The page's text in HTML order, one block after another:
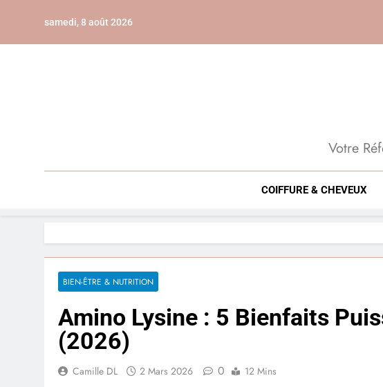
samedi, 8 août 2026
Votre
COIFFURE & CHEVEUX
BIEN-ÊTRE & NUTRITION
Amino Lysine : 5 Bienfaits
(2026)
Camille DL 2 Mars 2026 0 12 Mins